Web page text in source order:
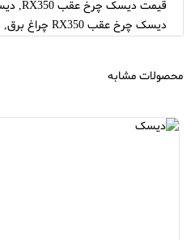
دیسک چرخ عقب RX350 چراغ برق,
محصولات مشابه